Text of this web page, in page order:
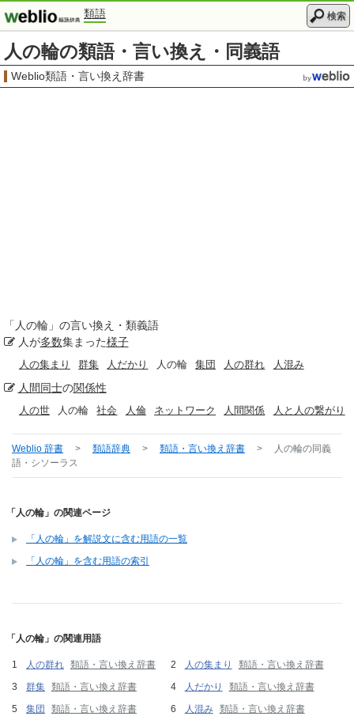
類語 検索
人の輪の類語・言い換え・同義語
Weblio類語・言い換え辞書
「 人の輪 」の言い換え・類義語
人が多数集まった様子
人の集まり 群集 人だかり 人の輪 集団 人の群れ 人混み
人間同士の関係性
人の世 人の輪 社会 人倫 ネットワーク 人間関係 人と人の繋がり
Weblio 辞書 > 類語辞典 > 類語・言い換え辞書 > 人の輪の同義
語・シソーラス
「人の輪」の関連ページ
「人の輪」を解説文に含む用語の一覧
「人の輪」を含む用語の索引
「人の輪」の関連用語
人の群れ 類語・言い換え辞書 人の集まり
類語・言い換え辞書
群集 類語・言い換え辞書 人だかり
類語・言い換え辞書
集団
類語・言い換え辞書 人混み 類語・言い換え辞書